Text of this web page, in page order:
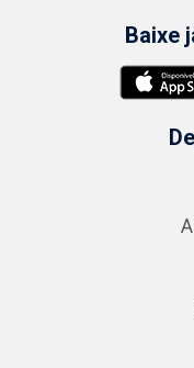
Baixe